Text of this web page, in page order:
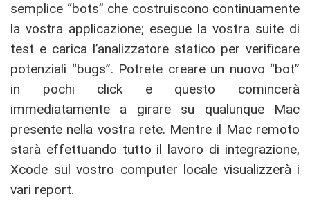
semplice “bots” che costruiscono continuamente
la vostra applicazione; esegue la vostra suite di
test e carica l’analizzatore statico per verificare
potenziali “bugs”. Potrete creare un nuovo “bot”
in pochi click e questo comincerà
immediatamente a girare su qualunque Mac
presente nella vostra rete. Mentre il Mac remoto
starà effettuando tutto il lavoro di integrazione,
Xcode sul vostro computer locale visualizzerà i
vari report.